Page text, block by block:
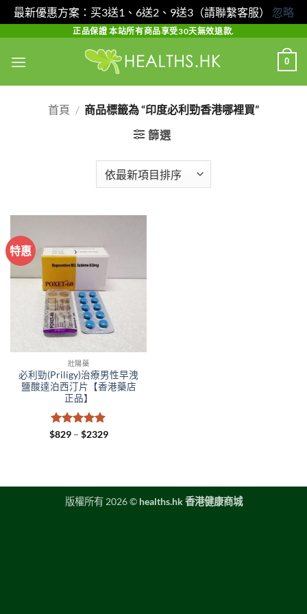
最新優惠方案：买3送1、6送2、9送3（請聯繫客服） 忽略
content
正品保證 本站所有商品享受30天無效退款.
0
首頁 / 商品標籤為 “印度必利勁香港哪裡買”
篩選
特惠
壯陽藥
必利勁(Priligy)治療男性早洩
鹽酸達泊西汀片【香港藥店
正品】
評分 5滿
$829 – $2329Price
版權所有 2026 © healths.hk 香港健康商城